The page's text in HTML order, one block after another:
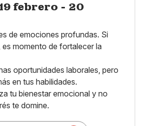
febrero - 20
de emociones profundas. Si
es momento de fortalecer la
oportunidades laborales, pero
en tus habilidades.
tu bienestar emocional y no
te domine.